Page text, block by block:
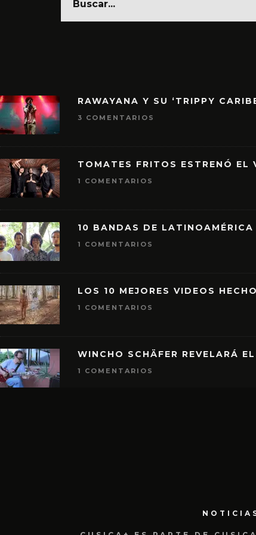
RAWAYANA Y SU ‘TRIPPY
3 COMENTARIOS
TOMATES FRITOS ESTRENÓ EL
1 COMENTARIOS
10 BANDAS DE LATINOAMÉRICA
1 COMENTARIOS
LOS 10 MEJORES VIDEOS
1 COMENTARIOS
WINCHO SCHÄFER REVELARÁ
1 COMENTARIOS